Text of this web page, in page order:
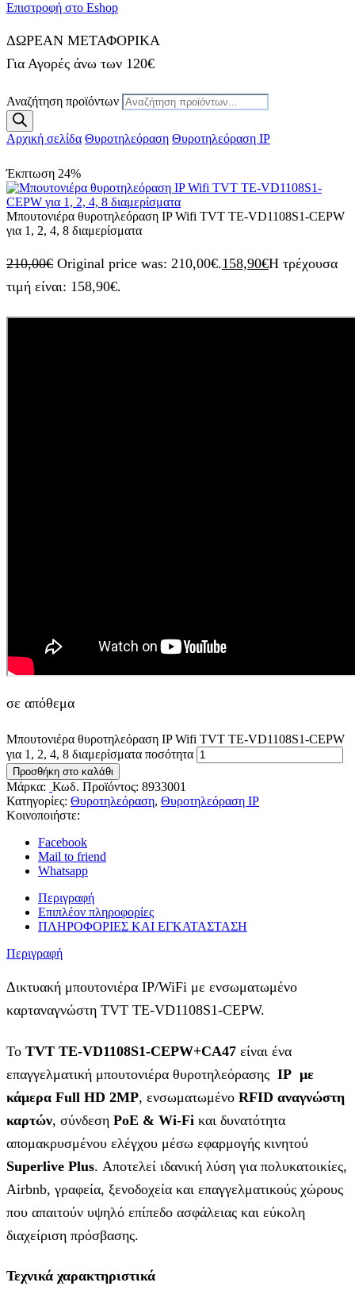
Επιστροφή στο Eshop
ΔΩΡΕΑΝ ΜΕΤΑΦΟΡΙΚΑ
Για Αγορές άνω των 120€
Αναζήτηση προϊόντων
Αρχική σελίδα Θυροτηλεόραση Θυροτηλεόραση ΙΡ
Έκπτωση 24%
Μπουτονιέρα θυροτηλεόραση IP Wifi TVT TE-VD1108S1-CEPW
για 1, 2, 4, 8 διαμερίσματα
210,00€ Original price was: 210,00€.158,90€Η τρέχουσα
τιμή είναι: 158,90€.
σε απόθεμα
Μπουτονιέρα θυροτηλεόραση IP Wifi TVT TE-VD1108S1-CEPW
για 1, 2, 4, 8 διαμερίσματα ποσότητα
Προσθήκη στο καλάθι
Μάρκα: Κωδ. Προϊόντος: 8933001
Κατηγορίες: Θυροτηλεόραση, Θυροτηλεόραση ΙΡ
Κοινοποιήστε:
Facebook
Mail to friend
Whatsapp
Περιγραφή
Επιπλέον πληροφορίες
ΠΛΗΡΟΦΟΡΙΕΣ ΚΑΙ ΕΓΚΑΤΑΣΤΑΣΗ
Περιγραφή
Δικτυακή μπουτονιέρα ΙP/WiFi με ενσωματωμένο
καρταναγνώστη TVT TE-VD1108S1-CEPW.
Το TVT TE-VD1108S1-CEPW+CA47 είναι ένα
επαγγελματική μπουτονιέρα θυροτηλεόρασης IP με
κάμερα Full HD 2MP, ενσωματωμένο RFID αναγνώστη
καρτών, σύνδεση PoE & Wi-Fi και δυνατότητα
απομακρυσμένου ελέγχου μέσω εφαρμογής κινητού
Superlive Plus. Αποτελεί ιδανική λύση για πολυκατοικίες,
Airbnb, γραφεία, ξενοδοχεία και επαγγελματικούς χώρους
που απαιτούν υψηλό επίπεδο ασφάλειας και εύκολη
διαχείριση πρόσβασης.
Τεχνικά χαρακτηριστικά